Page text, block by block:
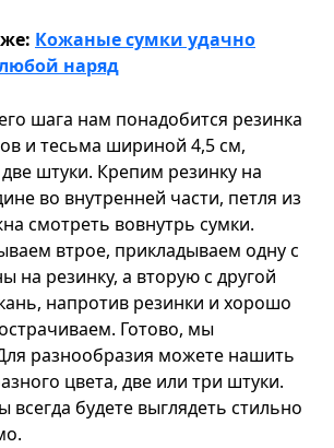
Кожаные сумки удачно
наряд
шага нам понадобится резинка
и тесьма шириной 4,5 см,
штуки. Крепим резинку на
во внутренней части, петля из
смотреть вовнутрь сумки.
втрое, прикладываем одну с
на резинку, а вторую с другой
напротив резинки и хорошо
Готово, мы
разнообразия можете нашить
цвета, две или три штуки.
всегда будете выглядеть стильно